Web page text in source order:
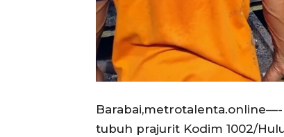
tubuh prajurit Kodim 1002/